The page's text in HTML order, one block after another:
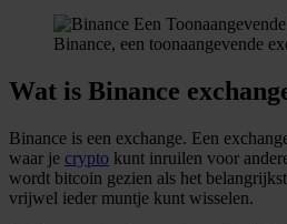
Binance, een toonaangevende
Wat is Binance
Binance is een exchange. Een
waar je crypto kunt inruilen voor
wordt bitcoin gezien als het
vrijwel ieder muntje kunt wisselen.